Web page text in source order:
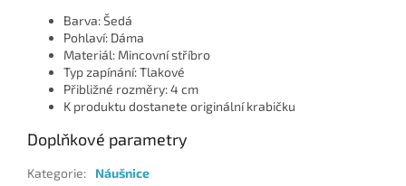
Barva: Šedá
Pohlaví: Dáma
Materiál: Mincovní stříbro
Typ zapínání: Tlakové
Přibližné rozměry: 4 cm
K produktu dostanete originální krabičku
Doplňkové parametry
Kategorie:
Náušnice